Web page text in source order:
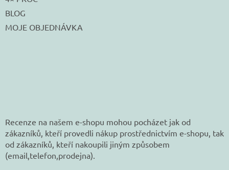
BLOG
MOJE OBJEDNÁVKA
Recenze na našem e-shopu mohou pocházet jak od
zákazníků, kteří provedli nákup prostřednictvím e-shopu, tak
od zákazníků, kteří nakoupili jiným způsobem
(email,telefon,prodejna).